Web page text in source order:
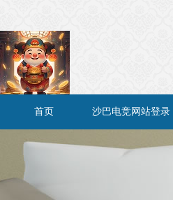
首页 沙巴电竞网站登录
不了怎么回事儿介